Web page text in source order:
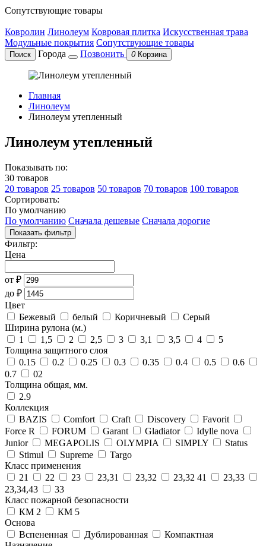
Сопутствующие товары
Ковролин Линолеум Ковровая плитка Искусственная трава
Модульные покрытия Сопутствующие товары
Поиск Города Позвонить 0 Корзина
Главная
Линолеум
Линолеум утепленный
Линолеум утепленный
Показывать по:
30 товаров
20 товаров 25 товаров 50 товаров 70 товаров 100 товаров
Сортировать:
По умолчанию
По умолчанию Сначала дешевые Сначала дорогие
Показать фильтр
Фильтр:
Цена
от ₽
до ₽
Цвет
Бежевый
белый Коричневый
Серый
Ширина рулона (м.)
1
1,5 2 2,5 3 3,1 3,5 4
5
Толщина защитного слоя
0.15
0.2 0.25 0.3 0.35 0.4 0.5
0.6
0.7
02
Толщина общая, мм.
2.9
Коллекция
BAZIS
Comfort Craft Discovery
Favorit
Force R
FORUM Garant Gladiator
Idylle nova
Junior
MEGAPOLIS OLYMPIA SIMPLY
Status
Stimul
Supreme
Targo
Класс применения
21
22 23 23,31 23,32 23,32 41
23,33
23,34,43
33
Класс пожарной безопасности
КМ 2
КМ 5
Основа
Вспененная
Дублированная
Компактная